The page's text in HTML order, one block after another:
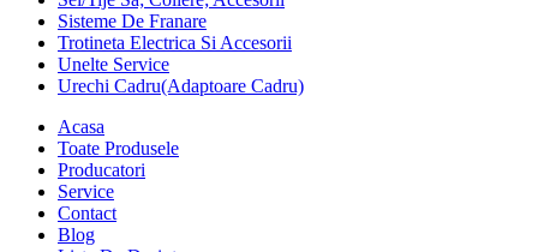
Sisteme De Franare
Trotineta Electrica Si Accesorii
Unelte Service
Urechi Cadru(Adaptoare Cadru)
Acasa
Toate Produsele
Producatori
Service
Contact
Blog